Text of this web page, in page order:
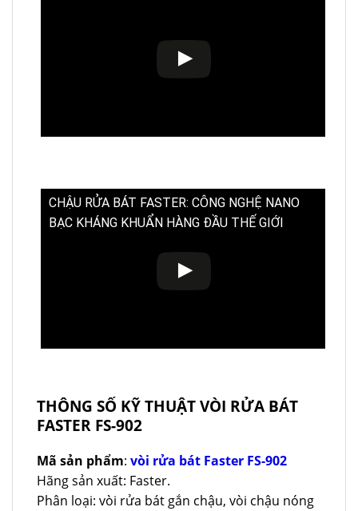
CHẬU RỬA BÁT FASTER: CÔNG NGHỆ NANO
BẠC KHÁNG KHUẨN HÀNG ĐẦU THẾ GIỚI
THÔNG SỐ KỸ THUẬT VÒI RỬA BÁT
FASTER FS-902
Mã sản phẩm: vòi rửa bát Faster FS-902
Hãng sản xuất: Faster.
Phân loại: vòi rửa bát gắn chậu, vòi chậu nóng